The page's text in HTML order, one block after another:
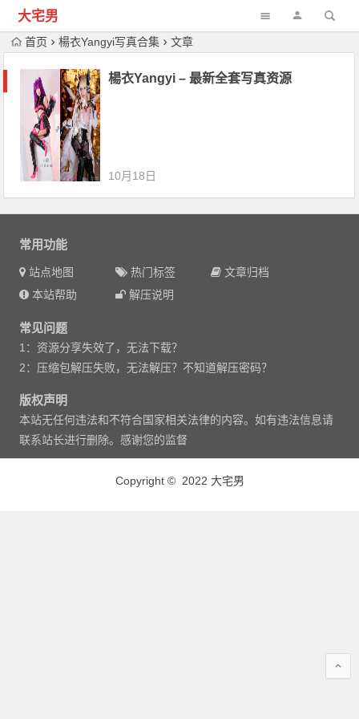
大宅男
首页 楊衣Yangyi写真合集 文章
楊衣Yangyi – 最新全套写真资源
10月18日
常用功能
站点地图 热门标签
文章归档
本站帮助
解压说明
常见问题
1：资源分享失效了，无法下载？
2：压缩包解压失败，无法解压？不知道解压密码？
版权声明
本站无任何违法和不符合国家相关法律的内容。如有违法信息请
联系站长进行删除。感谢您的监督
Copyright © 2022 大宅男